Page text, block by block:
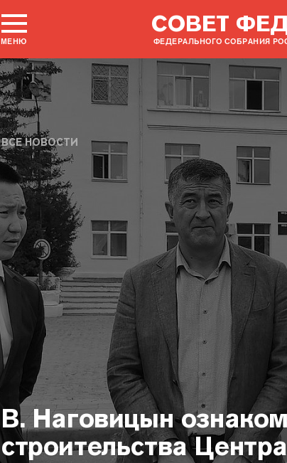
МЕНЮ
СОВЕТ
ФЕДЕРАЛЬНОГО СОБРАНИЯ
ВСЕ НОВОСТИ
В. Наговицын
строительства